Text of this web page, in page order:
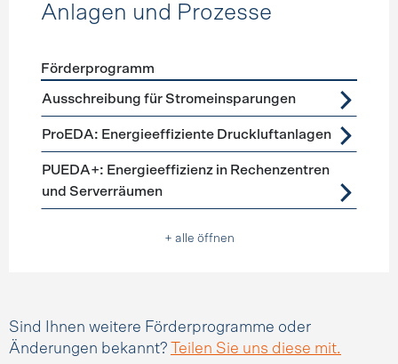
Anlagen und Prozesse
Förderprogramme Anlagen und Prozesse
Förderprogramm
Ausschreibung für Stromeinsparungen
ProEDA: Energieeffiziente Druckluftanlagen
PUEDA+: Energieeffizienz in Rechenzentren
und Serverräumen
+ alle öffnen
Sind Ihnen weitere Förderprogramme oder
Änderungen bekannt?
Teilen Sie uns diese mit.